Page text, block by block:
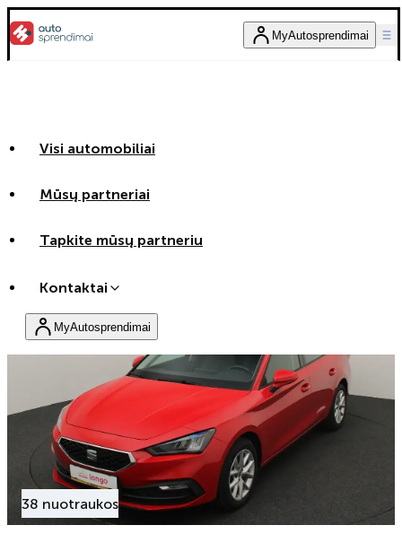
MyAutosprendimai
Visi automobiliai
Mūsų partneriai
Tapkite mūsų partneriu
Kontaktai
MyAutosprendimai
38 nuotraukos